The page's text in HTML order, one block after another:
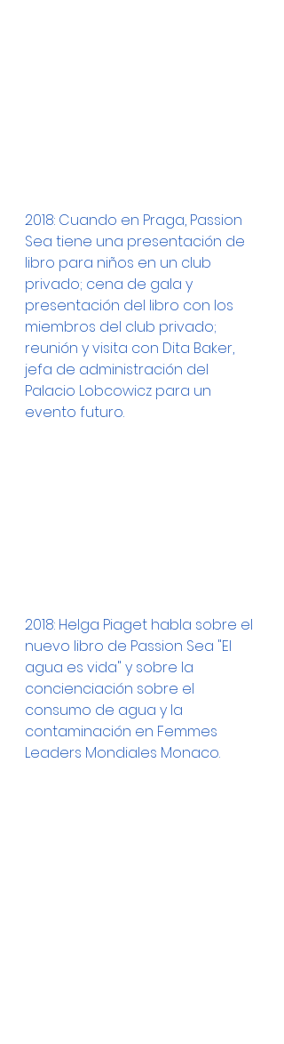
2018: Cuando en Praga, Passion
Sea tiene una presentación de
libro para niños en un club
privado; cena de gala y
presentación del libro con los
miembros del club privado;
reunión y visita con Dita Baker,
jefa de administración del
Palacio Lobcowicz para un
evento futuro.
2018: Helga Piaget habla sobre el
nuevo libro de Passion Sea "El
agua es vida" y sobre la
concienciación sobre el
consumo de agua y la
contaminación en Femmes
Leaders Mondiales Monaco.